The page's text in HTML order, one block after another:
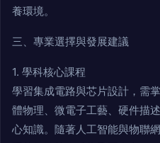
養環境。
三、專業選擇與發展建議
1. 學科核心課程
學習集成電路與芯片設計，需
體物理、微電子工藝、硬件描
心知識。隨著人工智能與物聯